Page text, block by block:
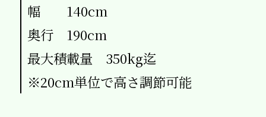
幅 140cm
奥行 190cm
最大積載量 350kg迄
※20cm単位で高さ調節可能